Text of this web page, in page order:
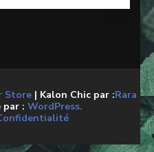
Store | Kalon Chic par :Rara
par : WordPress.